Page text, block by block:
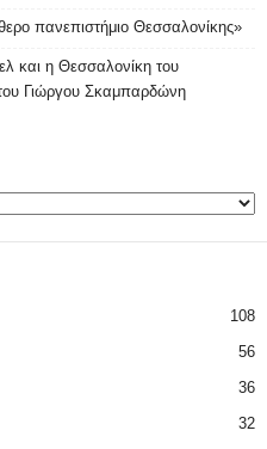
πανεπιστήμιο Θεσσαλονίκης»
και η Θεσσαλονίκη του
Γιώργου Σκαμπαρδώνη
108
56
36
32